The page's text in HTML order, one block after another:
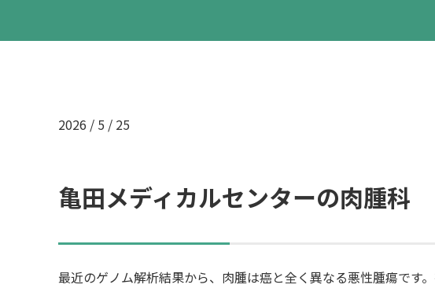
2026 / 5 / 25
亀田メディカルセンターの肉腫科
最近のゲノム解析結果から、肉腫は癌と全く異なる悪性腫瘍です